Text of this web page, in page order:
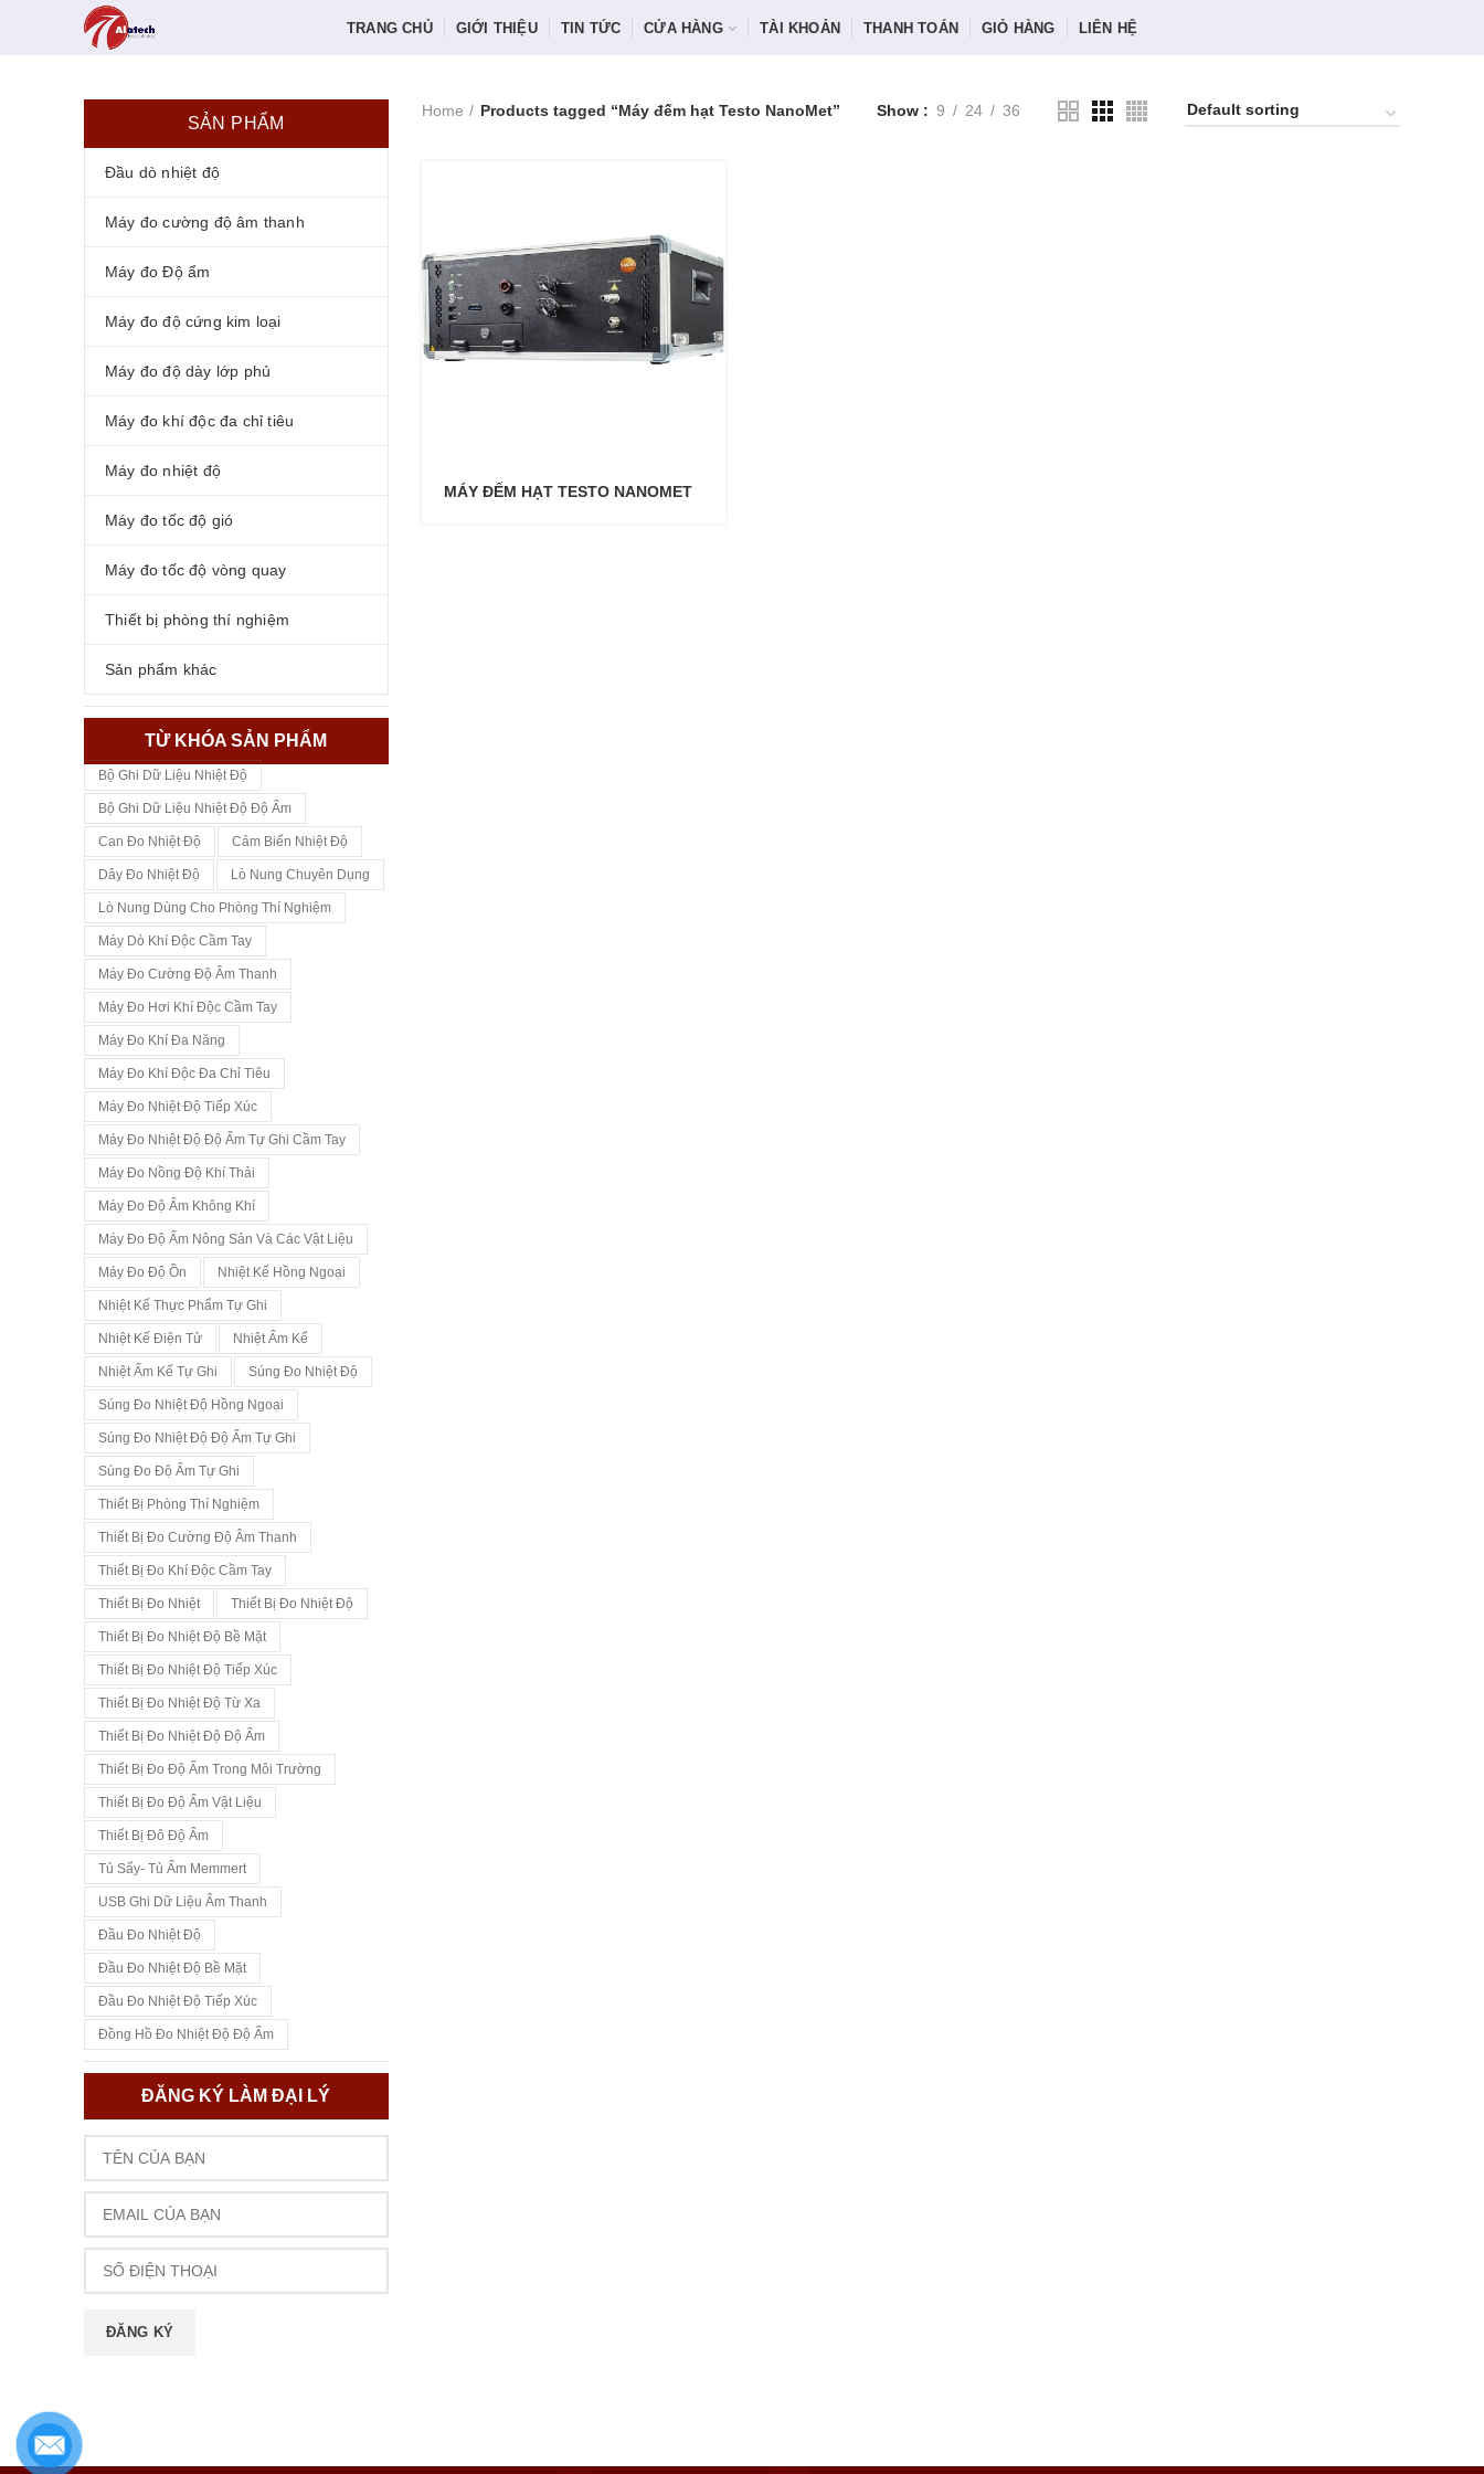
TRANG CHỦ GIỚI THIỆU TIN TỨC CỬA HÀNG TÀI KHOẢN THANH TOÁN GIỎ HÀNG LIÊN HỆ
Home Products tagged “Máy đếm hạt Testo NanoMet” Show 9 24 36
MÁY ĐẾM HẠT TESTO NANOMET
SẢN PHẨM
Đầu dò nhiệt độ
Máy đo cường độ âm thanh
Máy đo Độ ẩm
Máy đo độ cứng kim loại
Máy đo độ dày lớp phủ
Máy đo khí độc đa chỉ tiêu
Máy đo nhiệt độ
Máy đo tốc độ gió
Máy đo tốc độ vòng quay
Thiết bị phòng thí nghiệm
Sản phẩm khác
TỪ KHÓA SẢN PHẨM
Bộ Ghi Dữ Liệu Nhiệt Độ
Bộ Ghi Dữ Liệu Nhiệt Độ Độ Ẩm
Can Đo Nhiệt Độ Cảm Biến Nhiệt Độ
Dây Đo Nhiệt Độ Lò Nung Chuyên Dụng
Lò Nung Dùng Cho Phòng Thí Nghiệm
Máy Dò Khí Độc Cầm Tay
Máy Đo Cường Độ Âm Thanh
Máy Đo Hơi Khí Độc Cầm Tay
Máy Đo Khí Đa Năng
Máy Đo Khí Độc Đa Chỉ Tiêu
Máy Đo Nhiệt Độ Tiếp Xúc
Máy Đo Nhiệt Độ Độ Ẩm Tự Ghi Cầm Tay
Máy Đo Nồng Độ Khí Thải
Máy Đo Độ Ẩm Không Khí
Máy Đo Độ Ẩm Nông Sản Và Các Vật Liệu
Máy Đo Độ Ồn Nhiệt Kế Hồng Ngoại
Nhiệt Kế Thực Phẩm Tự Ghi
Nhiệt Kế Điện Tử Nhiệt Ẩm Kế
Nhiệt Ẩm Kế Tự Ghi Súng Đo Nhiệt Độ
Súng Đo Nhiệt Độ Hồng Ngoại
Súng Đo Nhiệt Độ Độ Ẩm Tự Ghi
Súng Đo Độ Ẩm Tự Ghi
Thiết Bị Phòng Thí Nghiệm
Thiết Bị Đo Cường Độ Âm Thanh
Thiết Bị Đo Khí Độc Cầm Tay
Thiết Bị Đo Nhiệt Thiết Bị Đo Nhiệt Độ
Thiết Bị Đo Nhiệt Độ Bề Mặt
Thiết Bị Đo Nhiệt Độ Tiếp Xúc
Thiết Bị Đo Nhiệt Độ Từ Xa
Thiết Bị Đo Nhiệt Độ Độ Ẩm
Thiết Bị Đo Độ Ẩm Trong Môi Trường
Thiết Bị Đo Độ Ẩm Vật Liệu
Thiết Bị Đô Độ Ẩm
Tủ Sấy- Tủ Ấm Memmert
USB Ghi Dữ Liệu Âm Thanh
Đầu Đo Nhiệt Độ
Đầu Đo Nhiệt Độ Bề Mặt
Đầu Đo Nhiệt Độ Tiếp Xúc
Đồng Hồ Đo Nhiệt Độ Độ Ẩm
ĐĂNG KÝ LÀM ĐẠI LÝ